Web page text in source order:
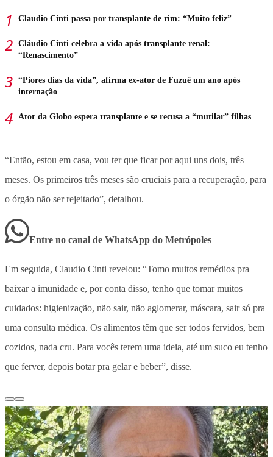
Claudio Cinti passa por transplante de rim: “Muito feliz”
Cláudio Cinti celebra a vida após transplante renal:
“Renascimento”
“Piores dias da vida”, afirma ex-ator de Fuzuê um ano após
internação
Ator da Globo espera transplante e se recusa a “mutilar” filhas
“Então, estou em casa, vou ter que ficar por aqui uns dois, três
meses. Os primeiros três meses são cruciais para a recuperação, para
o órgão não ser rejeitado”, detalhou.
Entre no canal de WhatsApp do Metrópoles
Em seguida, Claudio Cinti revelou: “Tomo muitos remédios pra
baixar a imunidade e, por conta disso, tenho que tomar muitos
cuidados: higienização, não sair, não aglomerar, máscara, sair só pra
uma consulta médica. Os alimentos têm que ser todos fervidos, bem
cozidos, nada cru. Para vocês terem uma ideia, até um suco eu tenho
que ferver, depois botar pra gelar e beber”, disse.